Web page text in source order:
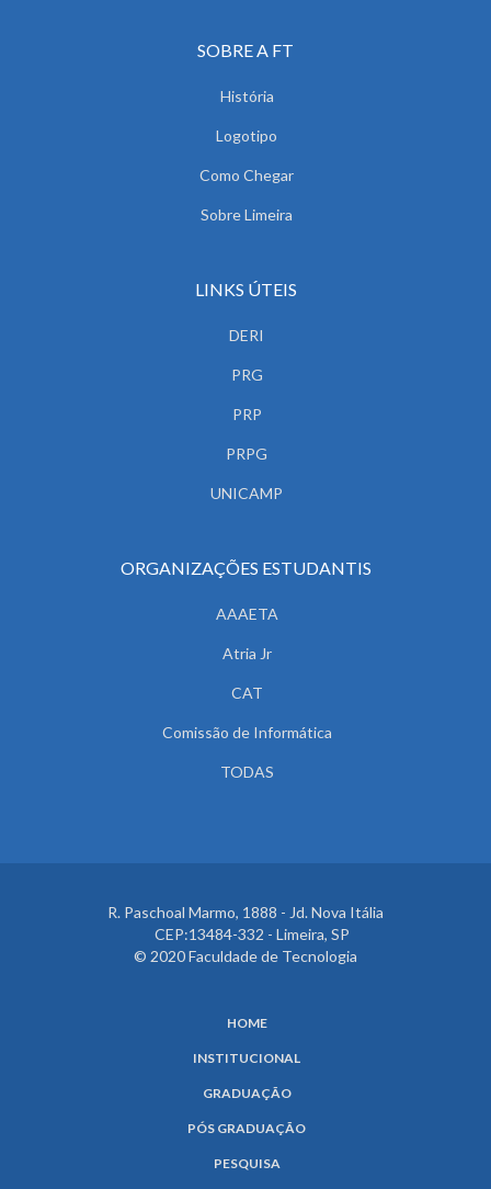
SOBRE A FT
História
Logotipo
Como Chegar
Sobre Limeira
LINKS ÚTEIS
DERI
PRG
PRP
PRPG
UNICAMP
ORGANIZAÇÕES ESTUDANTIS
AAAETA
Atria Jr
CAT
Comissão de Informática
TODAS
R. Paschoal Marmo, 1888 - Jd. Nova Itália
CEP:13484-332 - Limeira, SP
© 2020 Faculdade de Tecnologia
HOME
INSTITUCIONAL
GRADUAÇÃO
PÓS GRADUAÇÃO
PESQUISA